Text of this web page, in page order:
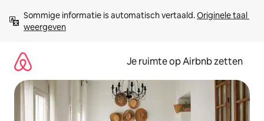
direct
naar
Sommige informatie is automatisch vertaald. Originele taal
weergeven
Je ruimte op Airbnb zetten